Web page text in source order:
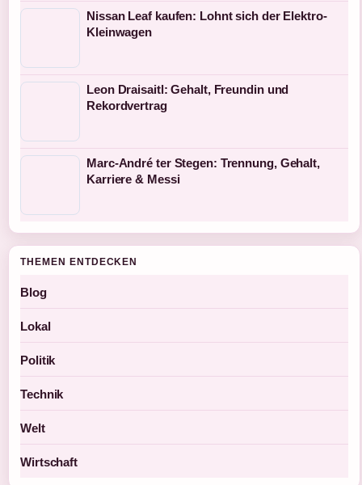
Nissan Leaf kaufen: Lohnt sich der Elektro-
Kleinwagen
Leon Draisaitl: Gehalt, Freundin und
Rekordvertrag
Marc-André ter Stegen: Trennung, Gehalt,
Karriere & Messi
THEMEN ENTDECKEN
Blog
Lokal
Politik
Technik
Welt
Wirtschaft